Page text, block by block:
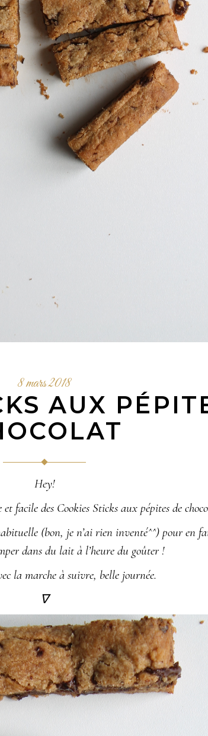
8 mars 2018
AUX
Hey!
facile des Cookies Sticks aux pépites de
(bon, je n’ai rien inventé^^) pour en
dans du lait à l’heure du goûter !
la marche à suivre, belle journée.
∇